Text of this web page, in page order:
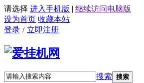
请选择 进入手机版 | 继续访问电脑版
设为首页 收藏本站
登录 / 立即注册
搜索 搜索